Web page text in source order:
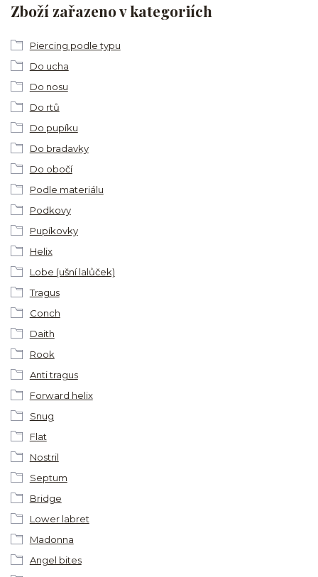
Zboží zařazeno v kategoriích
Piercing podle typu
Do ucha
Do nosu
Do rtů
Do pupíku
Do bradavky
Do obočí
Podle materiálu
Podkovy
Pupíkovky
Helix
Lobe (ušní lalůček)
Tragus
Conch
Daith
Rook
Anti tragus
Forward helix
Snug
Flat
Nostril
Septum
Bridge
Lower labret
Madonna
Angel bites